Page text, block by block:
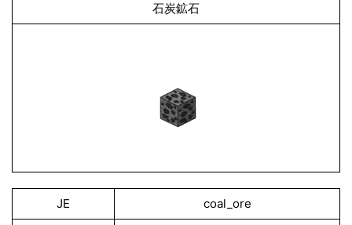
石炭鉱石
JE coal_ore